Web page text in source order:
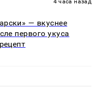
4 часа назад
— вкуснее
первого укуса